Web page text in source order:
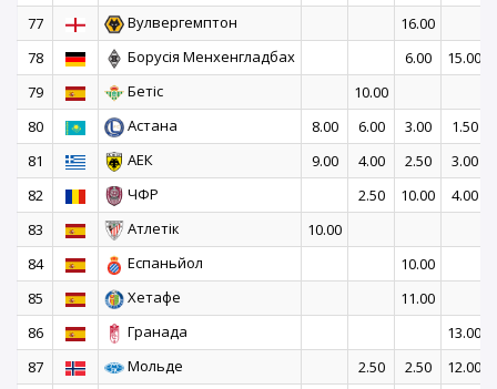
77
Вулвергемптон
16.00
78
Борусія Менхенгладбах 6.00
15.00
79
Бетіс 10.00
80
Астана 8.00 6.00 3.00
1.50
81
АЕК 9.00 4.00 2.50
3.00
82
ЧФР 2.50 10.00
4.00
83
Атлетік
10.00
84
Еспаньйол
10.00
85
Хетафе
11.00
86
Гранада
13.00
87
Мольде 2.50 2.50
12.00